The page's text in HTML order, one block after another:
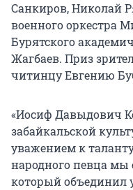
Санкиров, Николай
военного оркестра
Бурятского
Жагбаев. Приз
читинцу Евгению
«Иосиф Давыдович
забайкальской
уважением к
народного певца мы
который объединил